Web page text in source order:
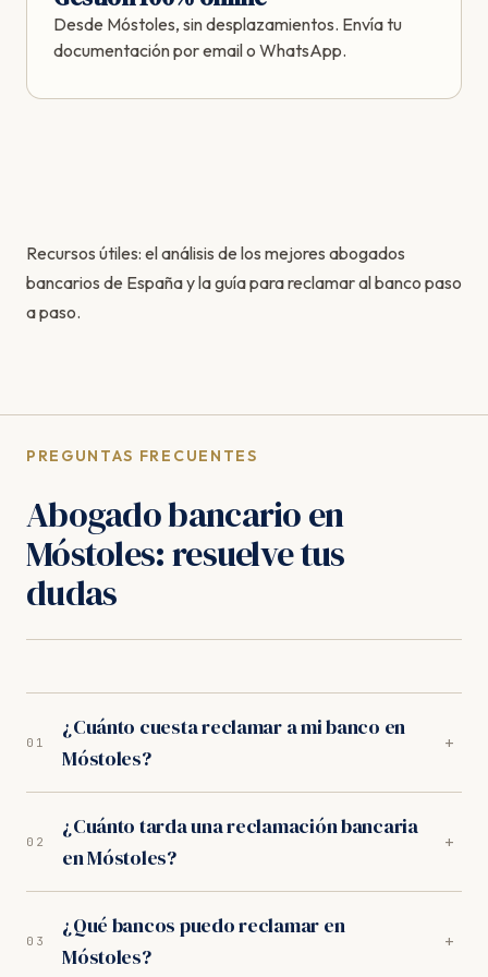
Desde Móstoles, sin desplazamientos. Envía tu
documentación por email o WhatsApp.
Recursos útiles: elanálisis de los mejores abogados
bancarios de Españay laguía para reclamar al banco paso
a paso.
PREGUNTAS FRECUENTES
Abogado bancario en
Móstoles: resuelve tus
dudas
01
¿Cuánto cuesta reclamar a mi banco en
Móstoles?
+
Móstoles trabajan exclusivamente a éxito:
trabajamos orientados a resultados. Sin provisión de
fondos, sin cuotas mensuales.
02
¿Cuánto tarda una reclamación bancaria
en Móstoles?
+
Móstoles, los procedimientos duran entre 10-14
meses. Muchos bancos negocian acuerdos
03
¿Qué bancos puedo reclamar en
Móstoles?
+